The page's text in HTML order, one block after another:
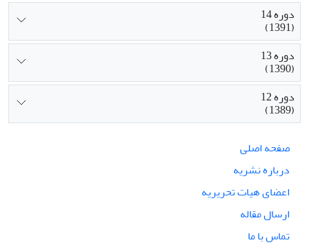
دوره 14
(1391)
دوره 13
(1390)
دوره 12
(1389)
صفحه اصلی
درباره نشریه
اعضای هیات تحریریه
ارسال مقاله
تماس با ما